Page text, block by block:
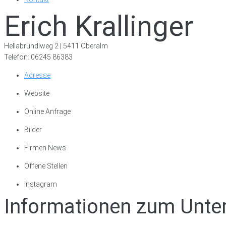
Erich Krallinger
Hellabründlweg 2 | 5411 Oberalm
Telefon: 06245 86383
Adresse
Website
Online Anfrage
Bilder
Firmen News
Offene Stellen
Instagram
Informationen zum